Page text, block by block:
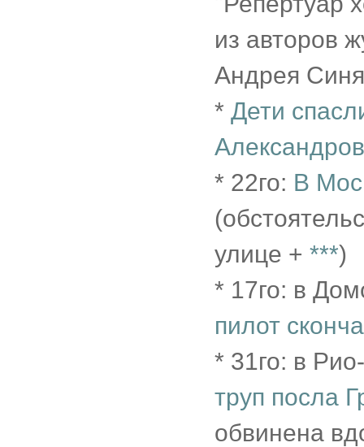
из авторов
Андрея
* Дети
* 22го: В
улице + ***)
* 17го: в
пилот
* 31го: в
труп посла
обвинена